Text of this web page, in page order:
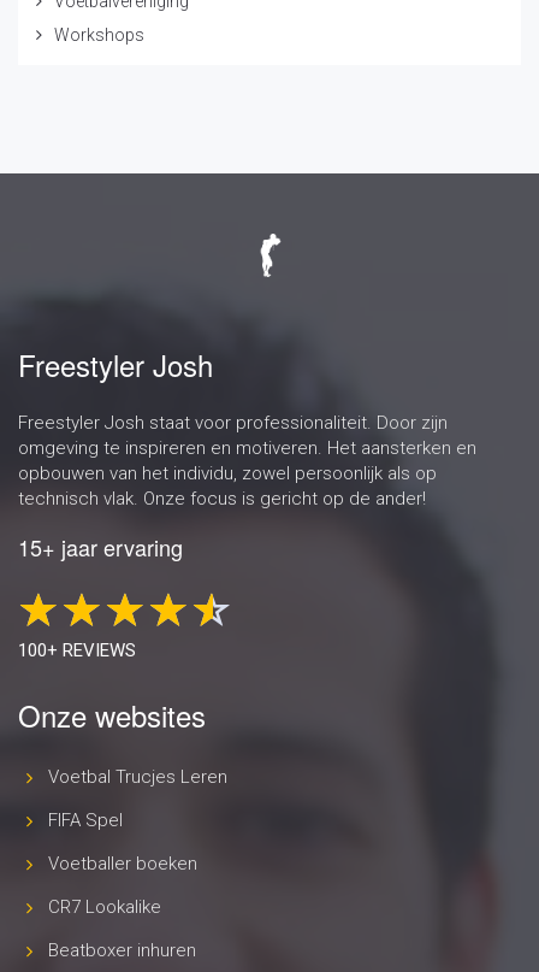
Workshops
Freestyler Josh
Freestyler Josh staat voor professionaliteit. Door zijn
omgeving te inspireren en motiveren. Het aansterken en
opbouwen van het individu, zowel persoonlijk als op
technisch vlak. Onze focus is gericht op de ander!
15+ jaar ervaring
100+ REVIEWS
Onze websites
Voetbal Trucjes Leren
FIFA Spel
Voetballer boeken
CR7 Lookalike
Beatboxer inhuren